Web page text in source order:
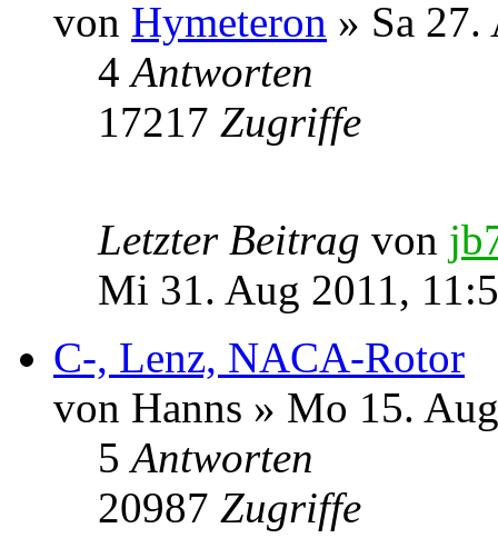
von Hymeteron » Sa
4Antworten
17217 Zugriffe
Letzter Beitrag von
Mi 31. Aug 2011,
C-, Lenz, NACA-Rotor
von Hanns » Mo 15.
5Antworten
20987 Zugriffe